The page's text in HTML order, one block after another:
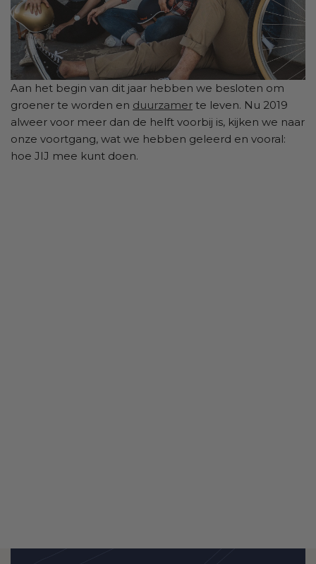
Aan het begin van dit jaar hebben we besloten om
groener te worden en duurzamer te leven. Nu 2019
alweer voor meer dan de helft voorbij is, kijken we naar
onze voortgang, wat we hebben geleerd en vooral:
hoe JIJ mee kunt doen.